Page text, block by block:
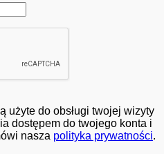
użyte do obsługi twojej wizyty
dostępem do twojego konta i
nasza polityka prywatności.